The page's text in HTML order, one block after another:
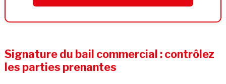
Signature du bail commercial : contrôlez
les parties prenantes